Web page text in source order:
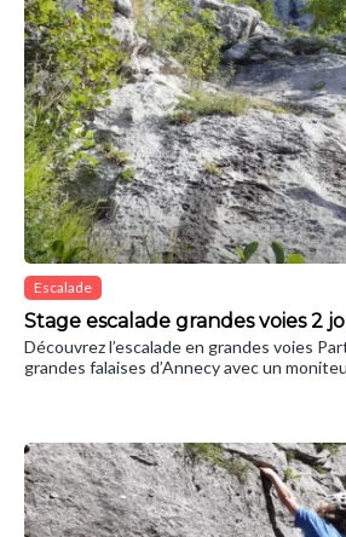
Escalade
Stage escalade grandes voies 2
Découvrez l’escalade en grandes voies
grandes falaises d’Annecy avec un